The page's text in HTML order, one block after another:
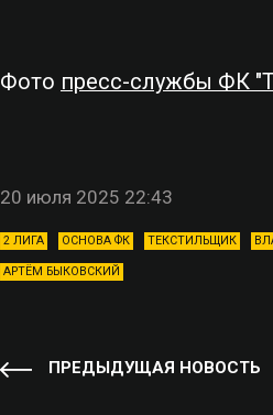
Фото пресс-службы ФК
20 июля 2025 22:43
2 ЛИГА ОСНОВА ФК ТЕКСТИЛЬЩИК
АРТЁМ БЫКОВСКИЙ
ПРЕДЫДУЩАЯ НОВОСТЬ